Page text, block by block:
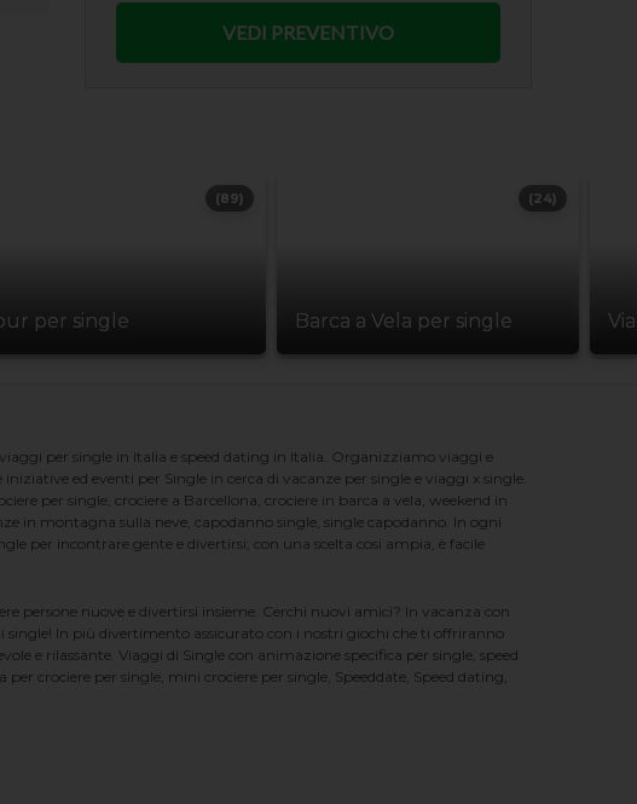
per single
(89)
Barca a Vela per single
(24)
per single in Italia e speed dating in Italia. Organizziamo viaggi e
ed eventi per Single in cerca di vacanze per single e viaggi x single.
per single, crociere a Barcellona, crociere in barca a vela, weekend in
in montagna sulla neve, capodanno single, single capodanno. In ogni
per incontrare gente e divertirsi; con una scelta cosi ampia, è facile
persone nuove e divertirsi insieme. Cerchi nuovi amici? In vacanza con
In più divertimento assicurato con i nostri giochi che ti offriranno
e rilassante. Viaggi di Single con animazione specifica per single, speed
crociere per single, mini crociere per single, Speeddate, Speed dating,